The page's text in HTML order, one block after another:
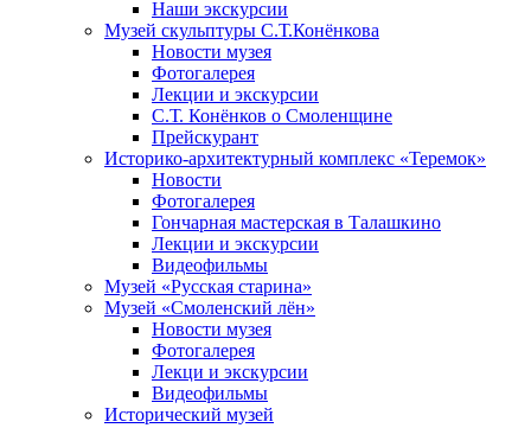
Наши экскурсии
Музей скульптуры С.Т.Конёнкова
Новости музея
Фотогалерея
Лекции и экскурсии
С.Т. Конёнков о Смоленщине
Прейскурант
Историко-архитектурный комплекс «Теремок»
Новости
Фотогалерея
Гончарная мастерская в Талашкино
Лекции и экскурсии
Видеофильмы
Музей «Русская старина»
Музей «Смоленский лён»
Новости музея
Фотогалерея
Лекци и экскурсии
Видеофильмы
Исторический музей